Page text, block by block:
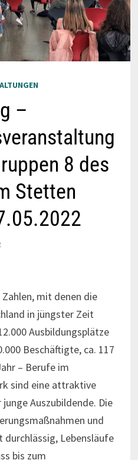
–
8 des
Stetten
mit denen die
in jüngster Zeit
Ausbildungsplätze
Beschäftigte, ca. 117
– Berufe im
sind eine attraktive
Auszubildende. Die
und
durchlässig, Lebensläufe
bis zum